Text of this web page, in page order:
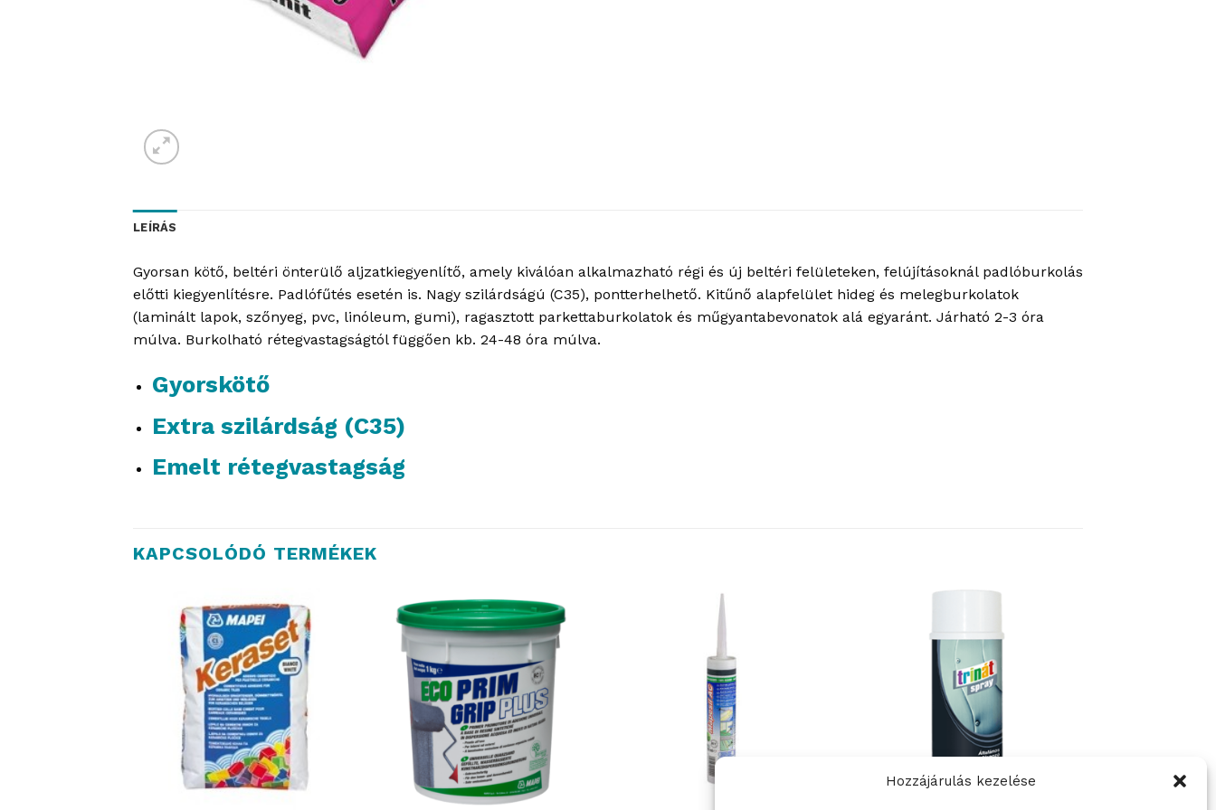
Hozzájárulás kezelése
LEÍRÁS
Gyorsan kötő, beltéri önterülő aljzatkiegyenlítő, amely kiválóan alkalmazható régi és új beltéri felületeken, felújításoknál padlóburkolás
előtti kiegyenlítésre. Padlófűtés esetén is. Nagy szilárdságú (C35), pontterhelhető. Kitűnő alapfelület hideg és melegburkolatok
(laminált lapok, szőnyeg, pvc, linóleum, gumi), ragasztott parkettaburkolatok és műgyantabevonatok alá egyaránt. Járható 2-3 óra
múlva. Burkolható rétegvastagságtól függően kb. 24-48 óra múlva.
Gyorskötő
Extra szilárdság (C35)
Emelt rétegvastagság
KAPCSOLÓDÓ TERMÉKEK